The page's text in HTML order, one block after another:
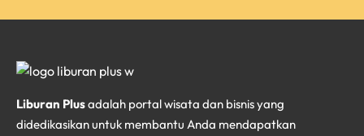
Liburan Plusadalah portal wisata dan bisnis yang
didedikasikan untuk membantu Anda mendapatkan